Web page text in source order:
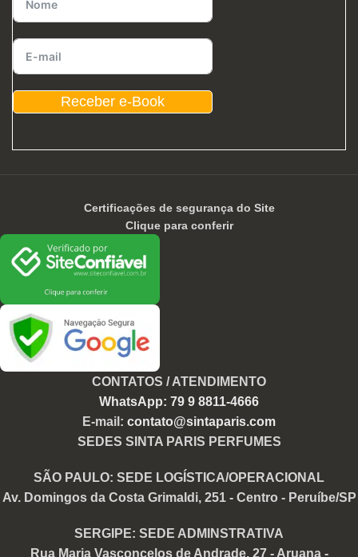
Receber e-Book
Certificações de segurança do Site
Clique para conferir
CONTATOS / ATENDIMENTO
WhatsApp: 79 9 8811-4666
E-mail: contato@sintaparis.com
SEDES SINTA PARIS PERFUMES
SÃO PAULO: SEDE LOGÍSTICA/OPERACIONAL
Av. Domingos da Costa Grimaldi, 251 - Centro - Peruíbe/SP
SERGIPE: SEDE ADMINSTRATIVA
Rua Maria Vasconcelos de Andrade, 27 - Aruana -